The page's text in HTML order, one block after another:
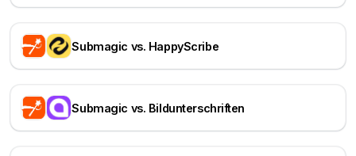
Submagic vs. HappyScribe
Submagic vs. Bildunterschriften